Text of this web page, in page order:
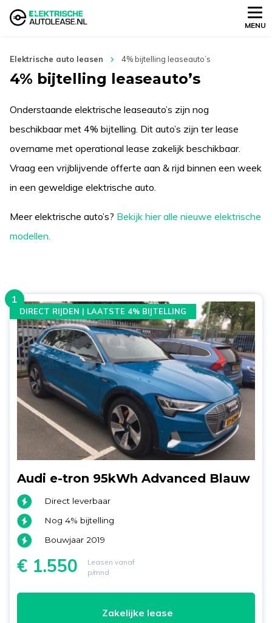
MENU
Elektrische auto leasen 4% bijtelling leaseauto’s
4% bijtelling leaseauto’s
Onderstaande elektrische leaseauto’s zijn nog
beschikbaar met 4% bijtelling. Dit auto’s zijn ter lease
overname met operational lease zakelijk beschikbaar.
Vraag een vrijblijvende offerte aan & rijd binnen een week
in een geweldige elektrische auto.
Meer elektrische auto’s? Bekijk hier alle nieuwe elektrische
modellen.
1
DIRECT RIJDEN | LAATSTE 4% BIJTELLING
Audi e-tron 95kWh Advanced Blauw
Direct leverbaar
Nog 4% bijtelling
Bouwjaar 2019
€ 1.550
Leasen vanaf
p/mnd
Zakelijke lease